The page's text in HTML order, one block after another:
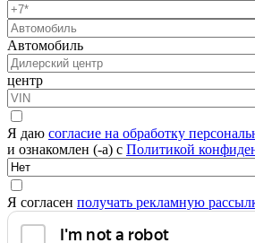
Автомобиль
центр
Я даю согласие на обработку
и ознакомлен (-а) с Политикой
Я согласен получать рекламную